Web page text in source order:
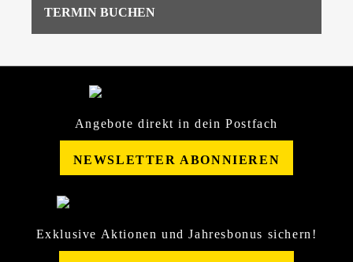
TERMIN BUCHEN
Angebote direkt in dein Postfach
NEWSLETTER ABONNIEREN
Exklusive Aktionen und Jahresbonus sichern!